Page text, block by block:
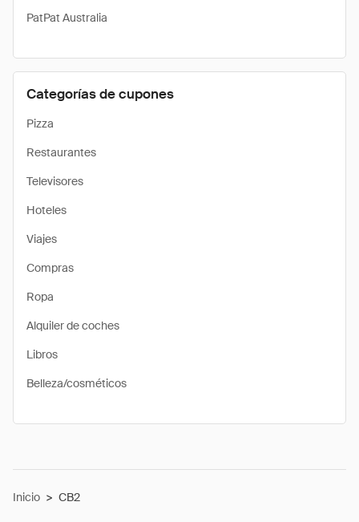
PatPat Australia
Categorías de cupones
Pizza
Restaurantes
Televisores
Hoteles
Viajes
Compras
Ropa
Alquiler de coches
Libros
Belleza/cosméticos
Inicio > CB2